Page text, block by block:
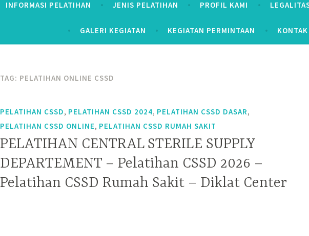
INFORMASI PELATIHAN JENIS PELATIHAN PROFIL KAMI
GALERI KEGIATAN KEGIATAN PERMINTAAN
TAG: PELATIHAN ONLINE CSSD
PELATIHAN CSSD, PELATIHAN CSSD 2024, PELATIHAN CSSD DASAR,
PELATIHAN CSSD ONLINE, PELATIHAN CSSD RUMAH SAKIT
PELATIHAN CENTRAL STERILE SUPPLY
DEPARTEMENT – Pelatihan CSSD 2026 –
Pelatihan CSSD Rumah Sakit – Diklat Center